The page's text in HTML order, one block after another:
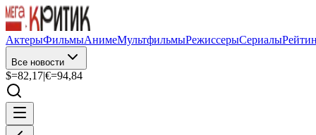
АктерыФильмыАнимеМультфильмыРежиссерыСериалы
Все новости
$=82,17|€=94,84